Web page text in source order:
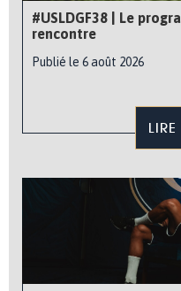
#USLDGF38 | Le
rencontre
Publié le 6 août 2026